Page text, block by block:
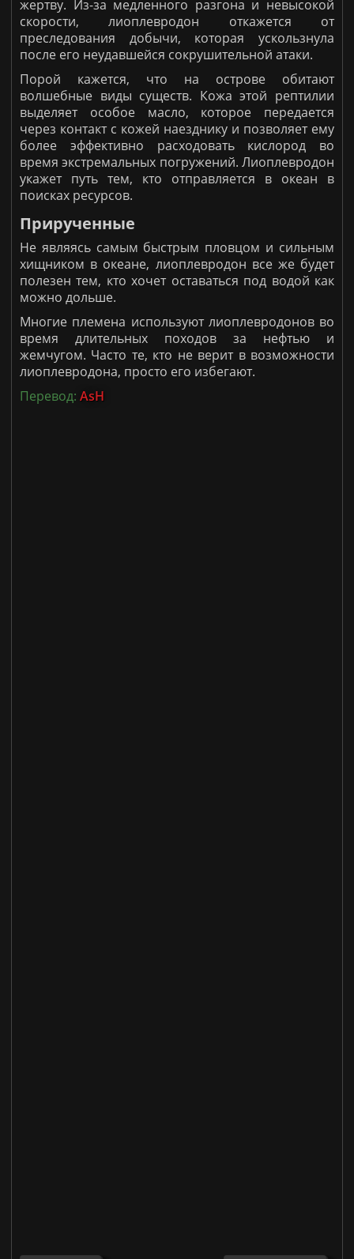
жертву. Из-за медленного разгона и невысокой
скорости, лиоплевродон откажется от
преследования добычи, которая ускользнула
после его неудавшейся сокрушительной атаки.
Порой кажется, что на острове обитают
волшебные виды существ. Кожа этой рептилии
выделяет особое масло, которое передается
через контакт с кожей наезднику и позволяет ему
более эффективно расходовать кислород во
время экстремальных погружений. Лиоплевродон
укажет путь тем, кто отправляется в океан в
поисках ресурсов.
Прирученные
Не являясь самым быстрым пловцом и сильным
хищником в океане, лиоплевродон все же будет
полезен тем, кто хочет оставаться под водой как
можно дольше.
Многие племена используют лиоплевродонов во
время длительных походов за нефтью и
жемчугом. Часто те, кто не верит в возможности
лиоплевродона, просто его избегают.
Перевод: AsH